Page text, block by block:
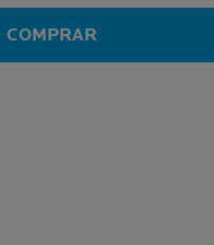
COMPRAR